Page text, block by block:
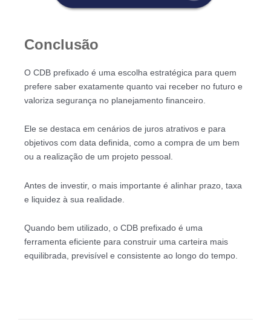
Conclusão
O CDB prefixado é uma escolha estratégica para quem
prefere saber exatamente quanto vai receber no futuro e
valoriza segurança no planejamento financeiro.
Ele se destaca em cenários de juros atrativos e para
objetivos com data definida, como a compra de um bem
ou a realização de um projeto pessoal.
Antes de investir, o mais importante é alinhar prazo, taxa
e liquidez à sua realidade.
Quando bem utilizado, o CDB prefixado é uma
ferramenta eficiente para construir uma carteira mais
equilibrada, previsível e consistente ao longo do tempo.